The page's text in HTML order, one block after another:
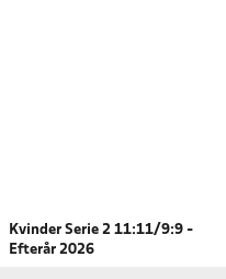
Kvinder Serie 2 11:11/9:9 -
Efterår 2026